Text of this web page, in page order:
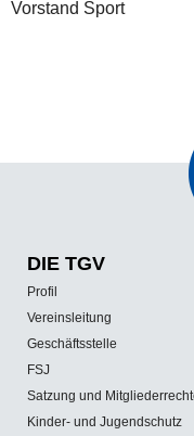
Vorstand Sport
DIE TGV
Profil
Vereinsleitung
Geschäftsstelle
FSJ
Satzung und
Kinder- und Jugendschutz